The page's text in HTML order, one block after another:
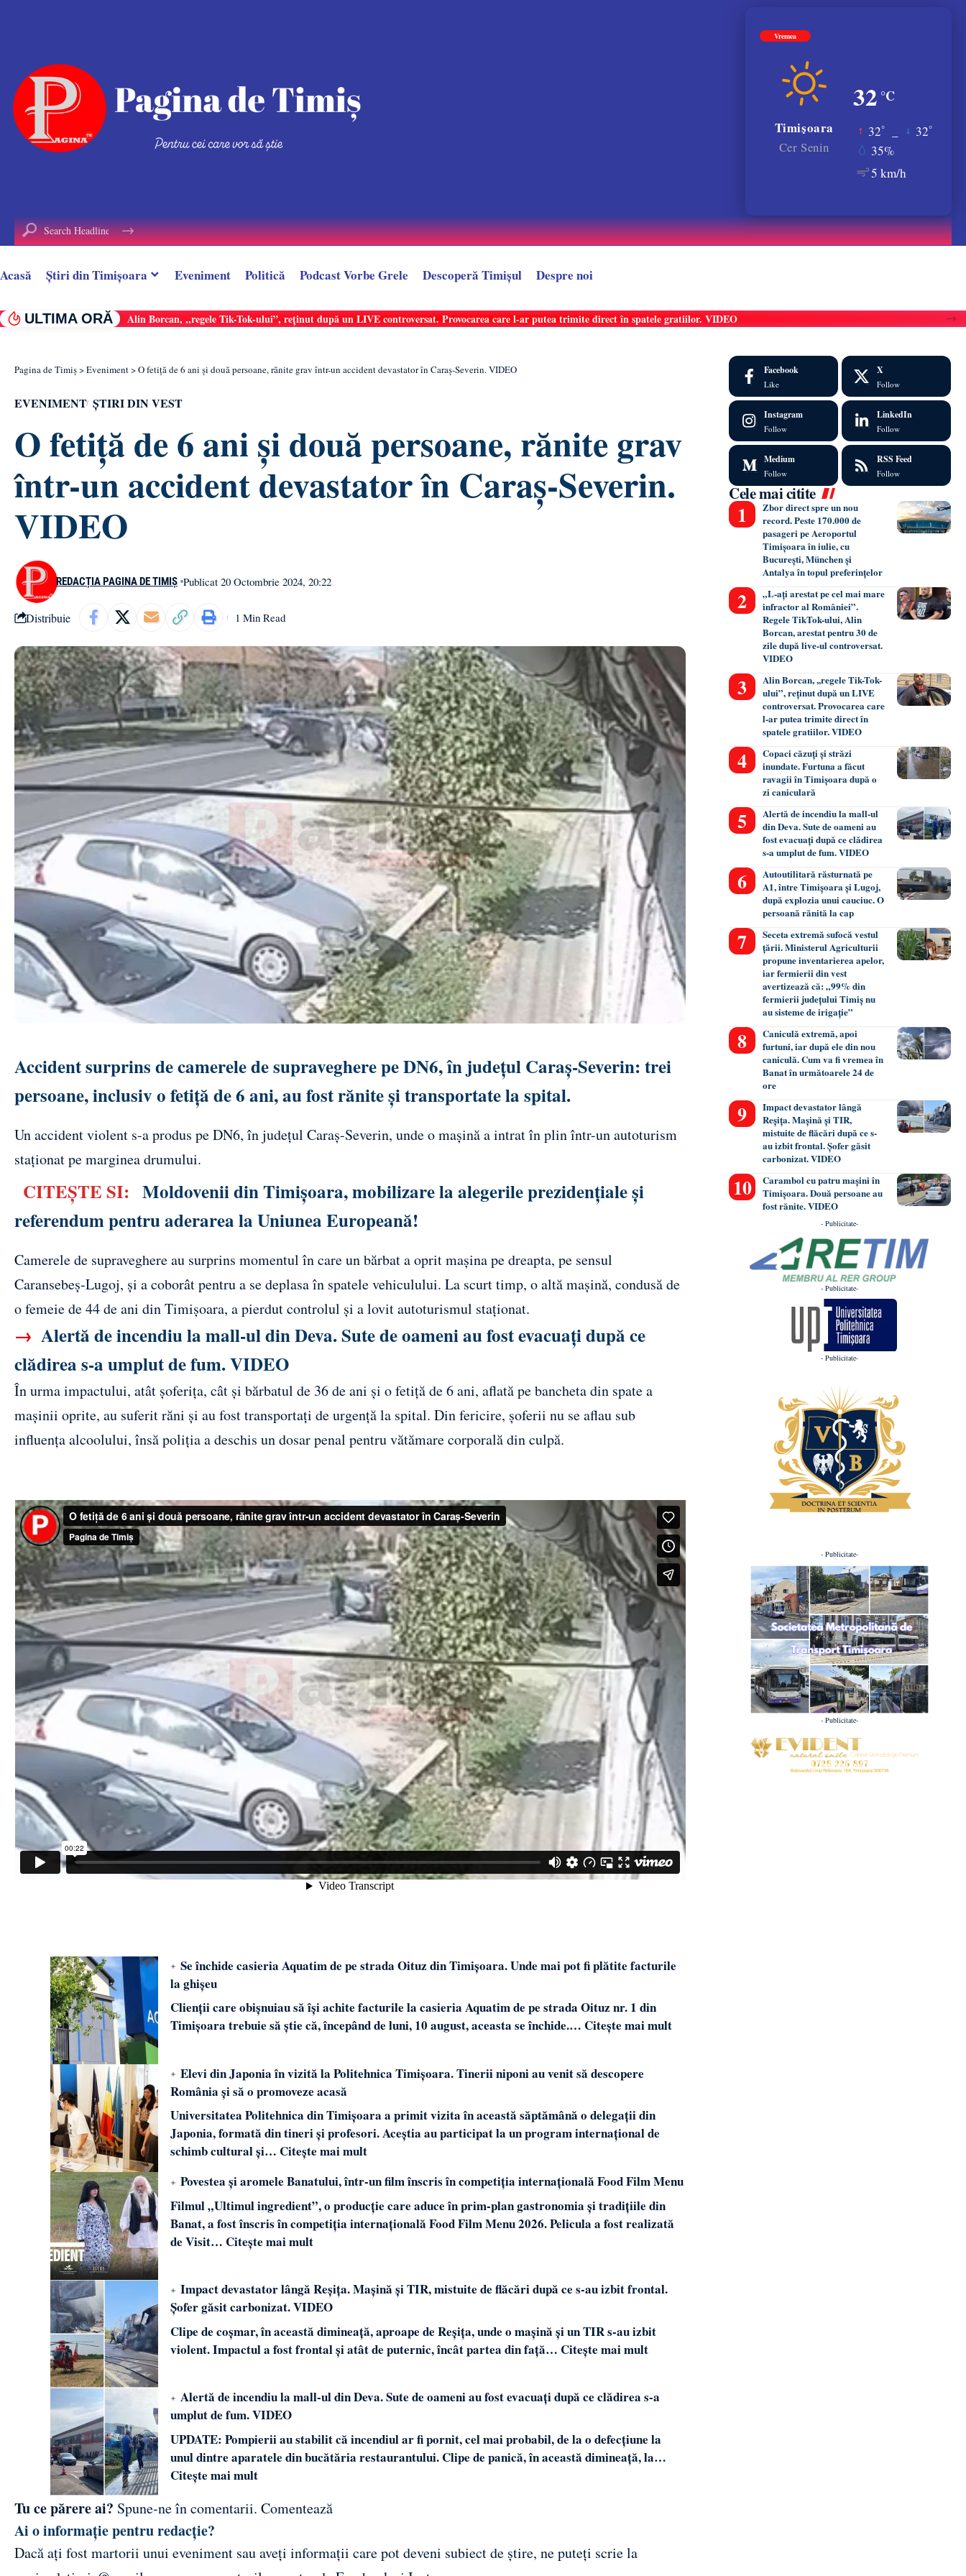
Vremea
32 °C
Timișoara
Cer Senin
32° 32°
35%
5 km/h
Acasă Știri din Timișoara Eveniment Politică Podcast Vorbe Grele Descoperă Timișul Despre noi
ULTIMA ORĂ Alin Borcan, ,,regele Tik-Tok-ului”, reținut după un LIVE controversat. Provocarea care l-ar putea trimite direct în spatele gratiilor. VIDEO
Pagina de Timiș>Eveniment>O fetiță de 6 ani și două persoane, rănite grav într-un accident devastator în Caraș-Severin. VIDEO
EVENIMENT ȘTIRI DIN VEST
O fetiță de 6 ani și două persoane, rănite grav
într-un accident devastator în Caraș-Severin.
VIDEO
REDACȚIA PAGINA DE TIMIȘ Publicat 20 Octombrie 2024, 20:22
Distribuie 1 Min Read
Accident surprins de camerele de supraveghere pe DN6, în județul Caraș-Severin: trei
persoane, inclusiv o fetiță de 6 ani, au fost rănite și transportate la spital.
Un accident violent s-a produs pe DN6, în județul Caraș-Severin, unde o mașină a intrat în plin într-un autoturism
staționat pe marginea drumului.
CITEŞTE SI: Moldovenii din Timișoara, mobilizare la alegerile prezidențiale și
referendum pentru aderarea la Uniunea Europeană!
Camerele de supraveghere au surprins momentul în care un bărbat a oprit mașina pe dreapta, pe sensul
Caransebeș-Lugoj, și a coborât pentru a se deplasa în spatele vehiculului. La scurt timp, o altă mașină, condusă de
o femeie de 44 de ani din Timișoara, a pierdut controlul și a lovit autoturismul staționat.
→ Alertă de incendiu la mall-ul din Deva. Sute de oameni au fost evacuați după ce
clădirea s-a umplut de fum. VIDEO
În urma impactului, atât șoferița, cât și bărbatul de 36 de ani și o fetiță de 6 ani, aflată pe bancheta din spate a
mașinii oprite, au suferit răni și au fost transportați de urgență la spital. Din fericire, șoferii nu se aflau sub
influența alcoolului, însă poliția a deschis un dosar penal pentru vătămare corporală din culpă.
Se închide casieria Aquatim de pe strada Oituz din Timișoara. Unde mai pot fi plătite facturile
la ghișeu
Clienții care obișnuiau să își achite facturile la casieria Aquatim de pe strada Oituz nr. 1 din
Timișoara trebuie să știe că, începând de luni, 10 august, aceasta se închide.… Citește mai mult
Elevi din Japonia în vizită la Politehnica Timișoara. Tinerii niponi au venit să descopere
România și să o promoveze acasă
Universitatea Politehnica din Timișoara a primit vizita în această săptămână o delegații din
Japonia, formată din tineri și profesori. Aceștia au participat la un program internațional de
schimb cultural și… Citește mai mult
Povestea și aromele Banatului, într-un film înscris în competiția internațională Food Film Menu
Filmul „Ultimul ingredient”, o producție care aduce în prim-plan gastronomia și tradițiile din
Banat, a fost înscris în competiția internațională Food Film Menu 2026. Pelicula a fost realizată
de Visit… Citește mai mult
Impact devastator lângă Reșița. Mașină și TIR, mistuite de flăcări după ce s-au izbit frontal.
Șofer găsit carbonizat. VIDEO
Clipe de coșmar, în această dimineață, aproape de Reșița, unde o mașină și un TIR s-au izbit
violent. Impactul a fost frontal și atât de puternic, încât partea din față… Citește mai mult
Alertă de incendiu la mall-ul din Deva. Sute de oameni au fost evacuați după ce clădirea s-a
umplut de fum. VIDEO
UPDATE: Pompierii au stabilit că incendiul ar fi pornit, cel mai probabil, de la o defecțiune la
unul dintre aparatele din bucătăria restaurantului. Clipe de panică, în această dimineață, la…
Citește mai mult
Tu ce părere ai? Spune-ne în comentarii. Comentează
Ai o informație pentru redacție?
Dacă ați fost martorii unui eveniment sau aveți informații care pot deveni subiect de știre, ne puteți scrie la
Facebook
Like
X
Follow
Instagram
Follow
LinkedIn
Follow
Medium
Follow
RSS Feed
Follow
Cele mai citite
Zbor direct spre un nou
record. Peste 170.000 de
pasageri pe Aeroportul
Timișoara în iulie, cu
București, München și
Antalya în topul preferințelor
„L-ați arestat pe cel mai mare
infractor al României”.
Regele TikTok-ului, Alin
Borcan, arestat pentru 30 de
zile după live-ul controversat.
VIDEO
Alin Borcan, ,,regele Tik-Tok-
ului”, reținut după un LIVE
controversat. Provocarea care
l-ar putea trimite direct în
spatele gratiilor. VIDEO
Copaci căzuți și străzi
inundate. Furtuna a făcut
ravagii în Timișoara după o
zi caniculară
Alertă de incendiu la mall-ul
din Deva. Sute de oameni au
fost evacuați după ce clădirea
s-a umplut de fum. VIDEO
Autoutilitară răsturnată pe
A1, între Timișoara și Lugoj,
după explozia unui cauciuc. O
persoană rănită la cap
Seceta extremă sufocă vestul
țării. Ministerul Agriculturii
propune inventarierea apelor,
iar fermierii din vest
avertizează că: „99% din
fermierii județului Timiș nu
au sisteme de irigație”
Caniculă extremă, apoi
furtuni, iar după ele din nou
caniculă. Cum va fi vremea în
Banat în următoarele 24 de
ore
Impact devastator lângă
Reșița. Mașină și TIR,
mistuite de flăcări după ce s-
au izbit frontal. Șofer găsit
carbonizat. VIDEO
Carambol cu patru mașini în
Timișoara. Două persoane au
fost rănite. VIDEO
- Publicitate-
- Publicitate-
- Publicitate-
- Publicitate-
- Publicitate-